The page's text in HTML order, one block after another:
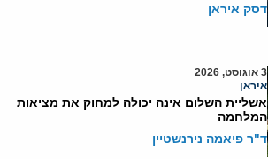
דסק איראן
3 אוגוסט, 2026
איראן
אשליית השלום אינה יכולה למחוק את מציאות
המלחמה
ד"ר פיאמה נירנשטיין